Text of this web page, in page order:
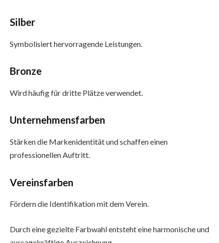
Silber
Symbolisiert hervorragende Leistungen.
Bronze
Wird häufig für dritte Plätze verwendet.
Unternehmensfarben
Stärken die Markenidentität und schaffen einen
professionellen Auftritt.
Vereinsfarben
Fördern die Identifikation mit dem Verein.
Durch eine gezielte Farbwahl entsteht eine harmonische und